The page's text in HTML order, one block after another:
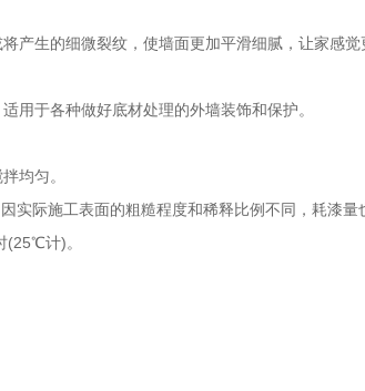
产生的细微裂纹，使墙面更加平滑细腻，让家感觉
用于各种做好底材处理的外墙装饰和保护。
均匀。
际施工表面的粗糙程度和稀释比例不同，耗漆量
(25℃计)。